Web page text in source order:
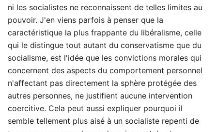
ni les socialistes ne reconnaissent de telles limites au
pouvoir. J'en viens parfois à penser que la
caractéristique la plus frappante du libéralisme, celle
qui le distingue tout autant du conservatisme que du
socialisme, est l'idée que les convictions morales qui
concernent des aspects du comportement personnel
n'affectant pas directement la sphère protégée des
autres personnes, ne justifient aucune intervention
coercitive. Cela peut aussi expliquer pourquoi il
semble tellement plus aisé à un socialiste repenti de